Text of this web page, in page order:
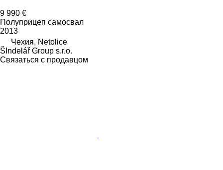
9 990 €
Полуприцеп самосвал
2013
Чехия, Netolice
ŠIndelář Group s.r.o.
Связаться с продавцом